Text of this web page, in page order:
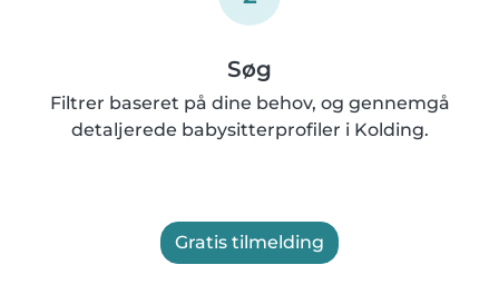
Søg
Filtrer baseret på dine behov, og gennemgå
detaljerede babysitterprofiler i Kolding.
Gratis tilmelding